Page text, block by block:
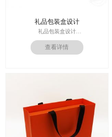
礼品包装盒设计
礼品包装盒设计
印刷技术：专色印刷/四色印刷
内材料：特种纸
运输：全球发货，售后无忧
查看详情